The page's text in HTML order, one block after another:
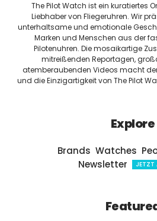
The Pilot Watch ist ein kuratiertes
Liebhaber von Fliegeruhren. Wir
unterhaltsame und emotionale
Marken und Menschen aus der
Pilotenuhren. Die mosaikartige
mitreißenden Reportagen,
atemberaubenden Videos macht
und die Einzigartigkeit von The Pilot
Explore
Brands Watches
Newsletter
JETZT